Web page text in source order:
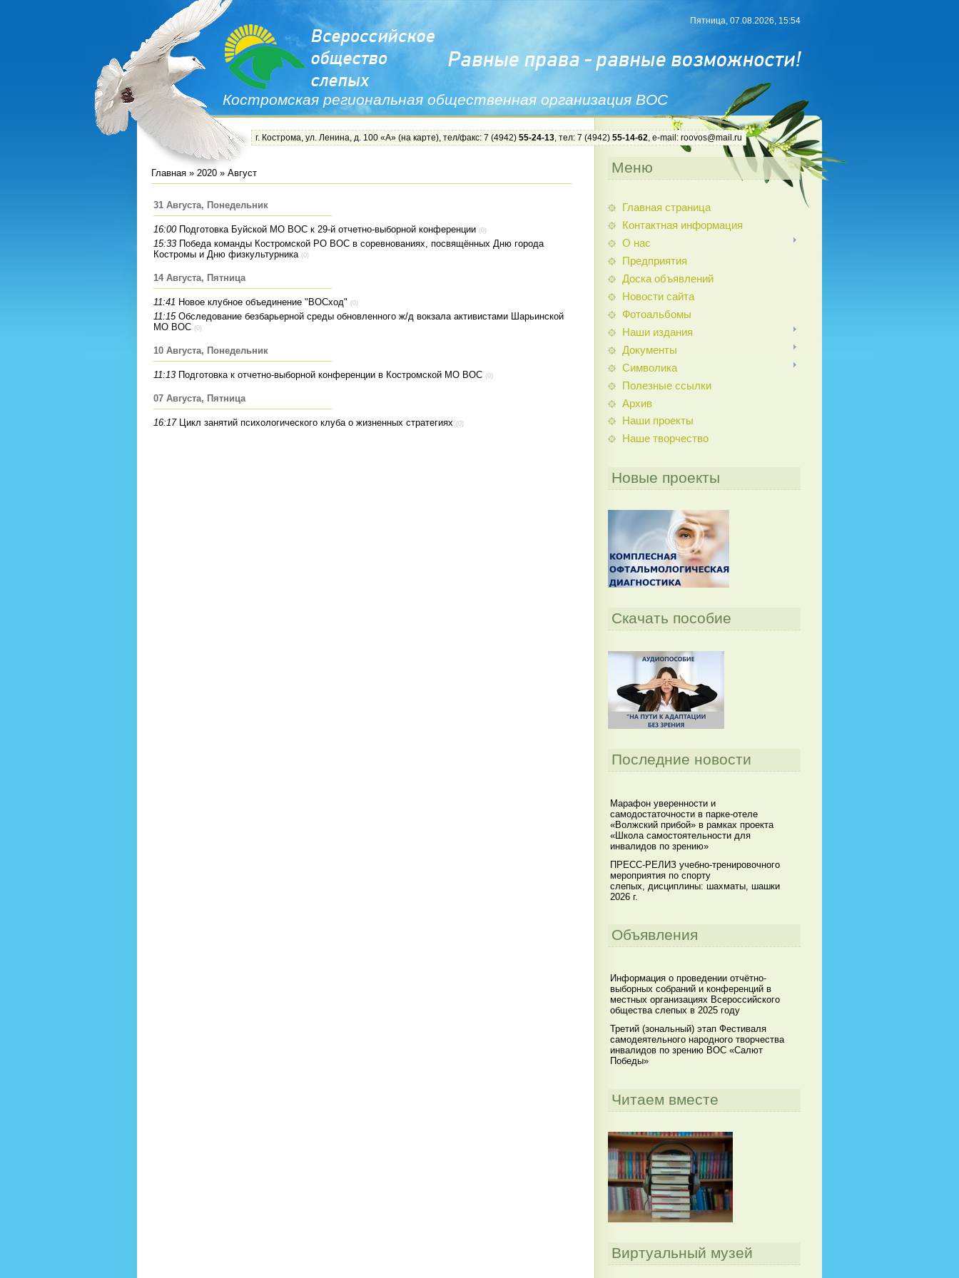
Костромская региональная общественная организация ВОС
Пятница, 07.08.2026, 15:54
г. Кострома, ул. Ленина, д. 100 «А» (на карте), тел/факс: 7 (4942) 55-24-13, тел: 7 (4942) 55-14-62, e-mail: roovos@mail.ru
Главная » 2020 » Август
31 Августа, Понедельник
16:00 Подготовка Буйской МО ВОС к 29-й отчетно-выборной конференции (0)
15:33 Победа команды Костромской РО ВОС в соревнованиях, посвящённых Дню города
Костромы и Дню физкультурника (0)
14 Августа, Пятница
11:41 Новое клубное объединение "ВОСход" (0)
11:15 Обследование безбарьерной среды обновленного ж/д вокзала активистами Шарьинской
МО ВОС (0)
10 Августа, Понедельник
11:13 Подготовка к отчетно-выборной конференции в Костромской МО ВОС (0)
07 Августа, Пятница
16:17 Цикл занятий психологического клуба о жизненных стратегиях (0)
Меню
Главная страница
Контактная информация
О нас
Предприятия
Доска объявлений
Новости сайта
Фотоальбомы
Наши издания
Документы
Символика
Полезные ссылки
Архив
Наши проекты
Наше творчество
Новые проекты
Скачать пособие
Последние новости
Марафон уверенности и
самодостаточности в парке-отеле
«Волжский прибой» в рамках проекта
«Школа самостоятельности для
инвалидов по зрению»
ПРЕСС-РЕЛИЗ учебно-тренировочного
мероприятия по спорту
слепых, дисциплины: шахматы, шашки
2026 г.
Объявления
Информация о проведении отчётно-
выборных собраний и конференций в
местных организациях Всероссийского
общества слепых в 2025 году
Третий (зональный) этап Фестиваля
самодеятельного народного творчества
инвалидов по зрению ВОС «Салют
Победы»
Читаем вместе
Виртуальный музей